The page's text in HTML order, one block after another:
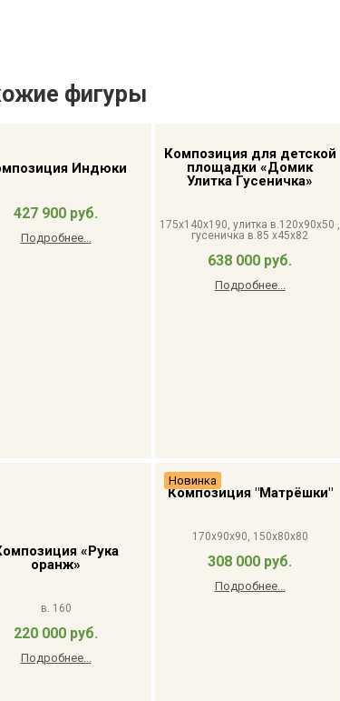
фигуры
Индюки
427 900 руб.
Подробнее...
Композиция для детской
площадки «Домик
Улитка Гусеничка»
175x140x190, улитка в.120x90x50 ,
гусеничка в.85 x45x82
638 000 руб.
Подробнее...
«Рука
оранж»
в. 160
220 000 руб.
Подробнее...
Новинка
Композиция "Матрёшки"
170x90x90, 150x80x80
308 000 руб.
Подробнее...